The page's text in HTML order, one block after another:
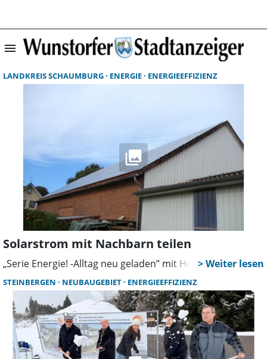
menu
LANDKREIS SCHAUMBURG ENERGIE ENERGIEEFFIZIENZ
Solarstrom mit Nachbarn teilen
„Serie Energie! -Alltag neu geladen” mit Horst Roch
STEINBERGEN NEUBAUGEBIET ENERGIEEFFIZIENZ